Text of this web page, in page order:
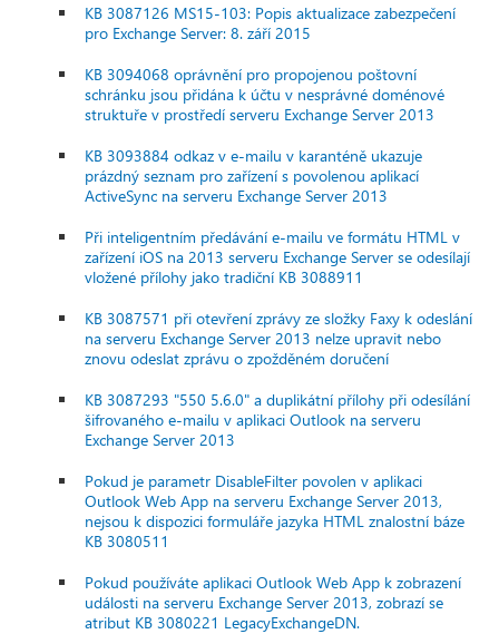
KB 3087126 MS15-103: Popis aktualizace zabezpečení
pro Exchange Server: 8. září 2015
KB 3094068 oprávnění pro propojenou poštovní
schránku jsou přidána k účtu v nesprávné doménové
struktuře v prostředí serveru Exchange Server 2013
KB 3093884 odkaz v e-mailu v karanténě ukazuje
prázdný seznam pro zařízení s povolenou aplikací
ActiveSync na serveru Exchange Server 2013
Při inteligentním předávání e-mailu ve formátu HTML v
zařízení iOS na 2013 serveru Exchange Server se odesílají
vložené přílohy jako tradiční KB 3088911
KB 3087571 při otevření zprávy ze složky Faxy k odeslání
na serveru Exchange Server 2013 nelze upravit nebo
znovu odeslat zprávu o zpožděném doručení
KB 3087293 "550 5.6.0" a duplikátní přílohy při odesílání
šifrovaného e-mailu v aplikaci Outlook na serveru
Exchange Server 2013
Pokud je parametr DisableFilter povolen v aplikaci
Outlook Web App na serveru Exchange Server 2013,
nejsou k dispozici formuláře jazyka HTML znalostní báze
KB 3080511
Pokud používáte aplikaci Outlook Web App k zobrazení
události na serveru Exchange Server 2013, zobrazí se
atribut KB 3080221 LegacyExchangeDN.